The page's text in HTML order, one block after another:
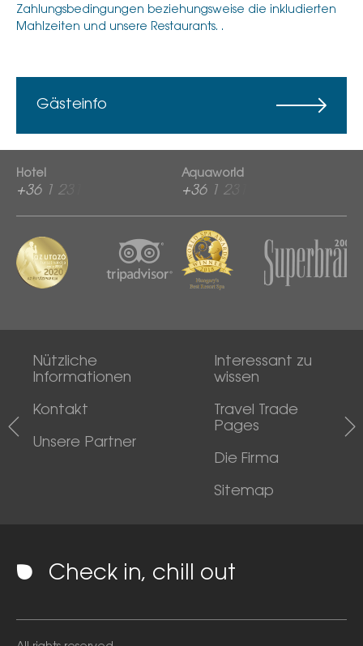
Zahlungsbedingungen beziehungsweise die inkludierten
Mahlzeiten und unsere Restaurants. .
Gästeinfo
Hotel
+36 1 2313 600
Aquaworld
+36 1 2313 760
Nützliche
Informationen
Kontakt
Unsere Partner
Interessant zu
wissen
Travel Trade
Pages
Die Firma
Sitemap
Check in, chill out